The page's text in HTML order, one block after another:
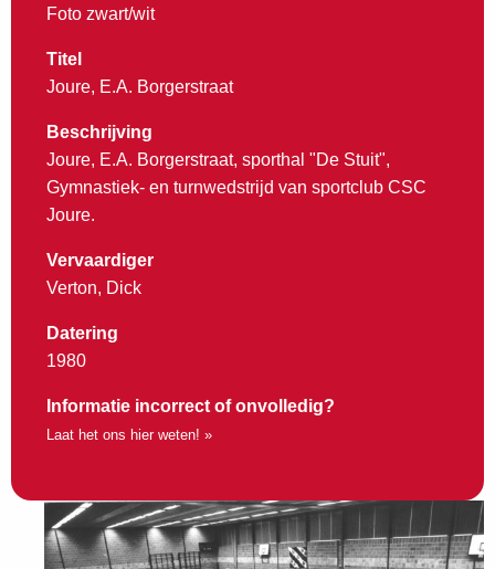
Foto zwart/wit
Titel
Joure, E.A. Borgerstraat
Beschrijving
Joure, E.A. Borgerstraat, sporthal "De Stuit",
Gymnastiek- en turnwedstrijd van sportclub CSC
Joure.
Vervaardiger
Verton, Dick
Datering
1980
Informatie incorrect of onvolledig?
Laat het ons hier weten! »